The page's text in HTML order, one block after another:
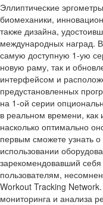
Эллиптические
биомеханики,
также дизайна,
международных наград.
самую доступную 1-ую
новую раму, так и
интерфейсом и
предустановленных
на 1-ой серии
в реальном времени, как
насколько оптимально
первым сможете узнать
использовании
зарекомендовавший
пользователям,
Workout Tracking
мониторинга и анализа